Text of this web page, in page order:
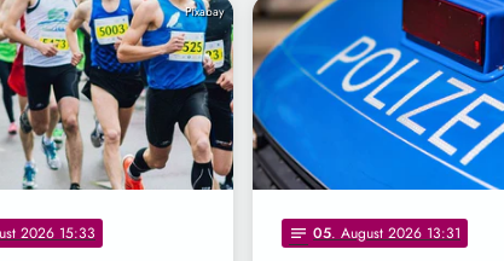
Pixabay
2026 15:33 notes 05. August 2026 13:31